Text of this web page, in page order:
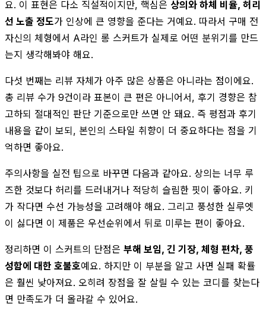
요. 이 표현은 다소 직설적이지만, 핵심은 상의와 하체 비율, 허리
선 노출 정도가 인상에 큰 영향을 준다는 거예요. 따라서 구매 전
자신의 체형에서 A라인 롱 스커트가 실제로 어떤 분위기를 만드
는지 생각해봐야 해요.
다섯 번째는 리뷰 자체가 아주 많은 상품은 아니라는 점이에요.
총 리뷰 수가 9건이라 표본이 큰 편은 아니어서, 후기 경향은 참
고하되 절대적인 판단 기준으로만 쓰면 안 돼요. 즉 평점과 후기
내용을 같이 보되, 본인의 스타일 취향이 더 중요하다는 점을 기
억하면 좋아요.
주의사항을 실전 팁으로 바꾸면 다음과 같아요. 상의는 너무 루
즈한 것보다 허리를 드러내거나 적당히 슬림한 핏이 좋아요. 키
가 작다면 수선 가능성을 고려해야 해요. 그리고 풍성한 실루엣
이 싫다면 이 제품은 우선순위에서 뒤로 미루는 편이 좋아요.
정리하면 이 스커트의 단점은 부해 보임, 긴 기장, 체형 편차, 풍
성함에 대한 호불호예요. 하지만 이 부분을 알고 사면 실패 확률
은 훨씬 낮아져요. 오히려 장점을 잘 살릴 수 있는 코디를 찾는다
면 만족도가 더 올라갈 수 있어요.